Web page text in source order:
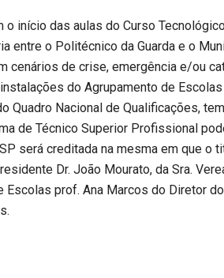
início das aulas do Curso
entre o Politécnico da Guarda e o
de crise, emergência e/ou
do Agrupamento de
Quadro Nacional de Qualificações,
de Técnico Superior Profissional
será creditada na mesma em que o
Dr. João Mourato, da Sra.
prof. Ana Marcos do Diretor